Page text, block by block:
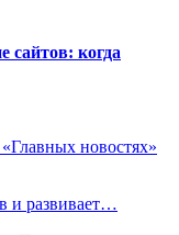
сайтов: когда
новостях»
и развивает…